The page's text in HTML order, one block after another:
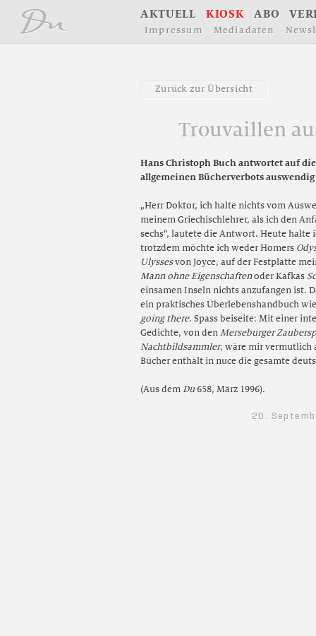
AKTUELL KIOSK ABO VER
I m p ressu m Med iad aten Newsl
Zurück zur Übersicht
Trouvaillen
Hans Christoph Buch antwortet auf
allgemeinen Bücherverbots
„Herr Doktor, ich halte nichts vom
meinem Griechischlehrer, als ich den
sechs“, lautete die Antwort. Heute
trotzdem möchte ich weder Homers
Ulyssesvon Joyce, auf der Festplatte
Mann ohne Eigenschaftenoder Kafkas
einsamen Inseln nichts anzufangen ist.
ein praktisches Überlebenshandbuch
going there. Spass beiseite: Mit einer
Gedichte, von den Merseburger
Nachtbildsammler, wäre mir vermutlich
Bücher enthält in nuce die gesamte
(Aus dem Du658, März 1996).
20.